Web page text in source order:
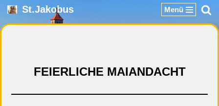
Zum
St.Jakobus Menü
FEIERLICHE MAIANDACHT